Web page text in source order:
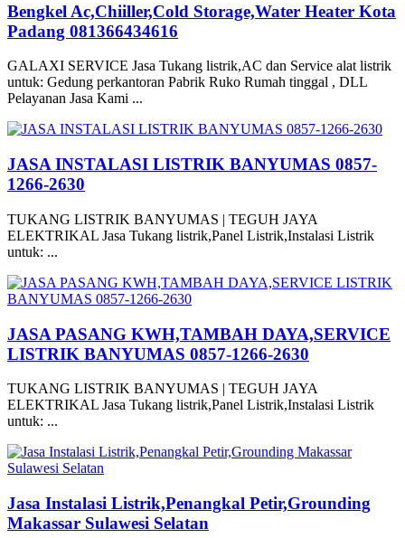
Bengkel Ac,Chiiller,Cold Storage,Water Heater Kota
Padang 081366434616
GALAXI SERVICE Jasa Tukang listrik,AC dan Service alat listrik
untuk: Gedung perkantoran Pabrik Ruko Rumah tinggal , DLL
Pelayanan Jasa Kami ...
JASA INSTALASI LISTRIK BANYUMAS 0857-
1266-2630
TUKANG LISTRIK BANYUMAS | TEGUH JAYA
ELEKTRIKAL Jasa Tukang listrik,Panel Listrik,Instalasi Listrik
untuk: ...
JASA PASANG KWH,TAMBAH DAYA,SERVICE
LISTRIK BANYUMAS 0857-1266-2630
TUKANG LISTRIK BANYUMAS | TEGUH JAYA
ELEKTRIKAL Jasa Tukang listrik,Panel Listrik,Instalasi Listrik
untuk: ...
Jasa Instalasi Listrik,Penangkal Petir,Grounding
Makassar Sulawesi Selatan